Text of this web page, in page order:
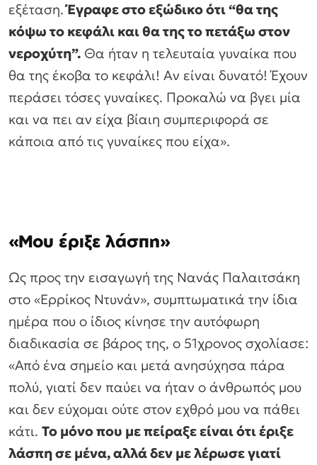
εξέταση.Έγραφε στο εξώδικο ότι “θα της
κόψω το κεφάλι και θα της το πετάξω στον
νεροχύτη”. Θα ήταν η τελευταία γυναίκα που
θα της έκοβα το κεφάλι! Αν είναι δυνατό! Έχουν
περάσει τόσες γυναίκες. Προκαλώ να βγει μία
και να πει αν είχα βίαιη συμπεριφορά σε
κάποια από τις γυναίκες που είχα».
«Μου έριξε λάσπη»
Ως προς την εισαγωγή της Νανάς Παλαιτσάκη
στο «Ερρίκος Ντυνάν», συμπτωματικά την ίδια
ημέρα που ο ίδιος κίνησε την αυτόφωρη
διαδικασία σε βάρος της, ο 51χρονος σχολίασε:
«Από ένα σημείο και μετά ανησύχησα πάρα
πολύ, γιατί δεν παύει να ήταν ο άνθρωπός μου
και δεν εύχομαι ούτε στον εχθρό μου να πάθει
κάτι. Το μόνο που με πείραξε είναι ότι έριξε
λάσπη σε μένα, αλλά δεν με λέρωσε γιατί